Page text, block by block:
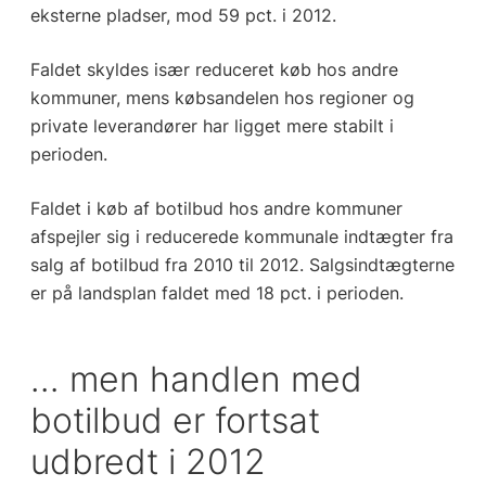
eksterne pladser, mod 59 pct. i 2012.
Faldet skyldes især reduceret køb hos andre
kommuner, mens købsandelen hos regioner og
private leverandører har ligget mere stabilt i
perioden.
Faldet i køb af botilbud hos andre kommuner
afspejler sig i reducerede kommunale indtægter fra
salg af botilbud fra 2010 til 2012. Salgsindtægterne
er på landsplan faldet med 18 pct. i perioden.
… men handlen med
botilbud er fortsat
udbredt i 2012